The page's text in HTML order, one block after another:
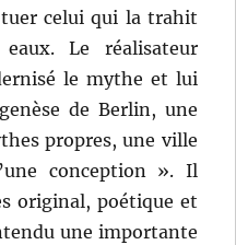
celui qui la trahit
Le réalisateur
le mythe et lui
de Berlin, une
propres, une ville
conception ». Il
original, poétique et
une importante